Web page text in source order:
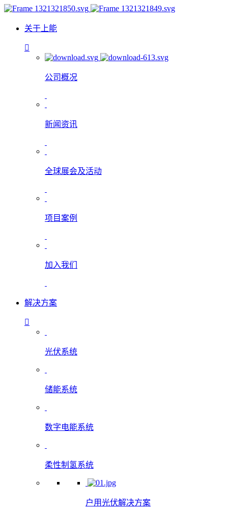
关于上能
公司概况
新闻资讯
全球展会及活动
项目案例
加入我们
解决方案
光伏系统
储能系统
数字电能系统
柔性制氢系统
户用光伏解决方案